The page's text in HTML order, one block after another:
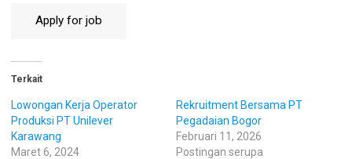
Terkait
Lowongan Kerja Operator
Produksi PT Unilever
Karawang
Maret 6, 2024
Rekruitment Bersama PT
Pegadaian Bogor
Februari 11, 2026
Postingan serupa